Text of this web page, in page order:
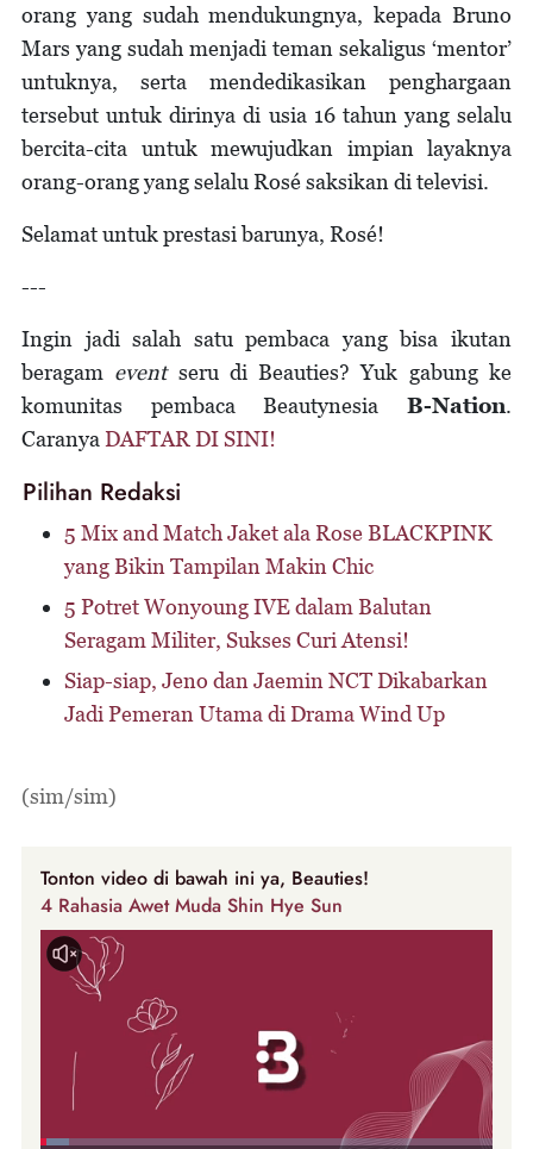
orang yang sudah mendukungnya, kepada Bruno
Mars yang sudah menjadi teman sekaligus ‘mentor’
untuknya, serta mendedikasikan penghargaan
tersebut untuk dirinya di usia 16 tahun yang selalu
bercita-cita untuk mewujudkan impian layaknya
orang-orang yang selalu Rosé saksikan di televisi.
Selamat untuk prestasi barunya, Rosé!
---
Ingin jadi salah satu pembaca yang bisa ikutan
beragam eventseru di Beauties? Yuk gabung ke
komunitas pembaca Beautynesia B-Nation.
Caranya DAFTAR DI SINI!
Pilihan Redaksi
5 Mix and Match Jaket ala Rose BLACKPINK
yang Bikin Tampilan Makin Chic
5 Potret Wonyoung IVE dalam Balutan
Seragam Militer, Sukses Curi Atensi!
Siap-siap, Jeno dan Jaemin NCT Dikabarkan
Jadi Pemeran Utama di Drama Wind Up
(sim/sim)
Tonton video di bawah ini ya, Beauties!
4 Rahasia Awet Muda Shin Hye Sun